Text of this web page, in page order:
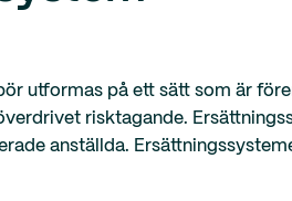
utformas på ett sätt som är
risktagande.
anställda.